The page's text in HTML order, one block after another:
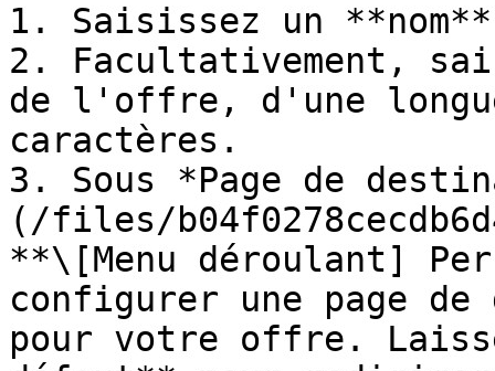
1. Saisissez un
2. Facultativement,
de l'offre, d'une
caractères.
3. Sous *Page de
(/files/
**\[Menu déroulant]
configurer une page
pour votre offre.